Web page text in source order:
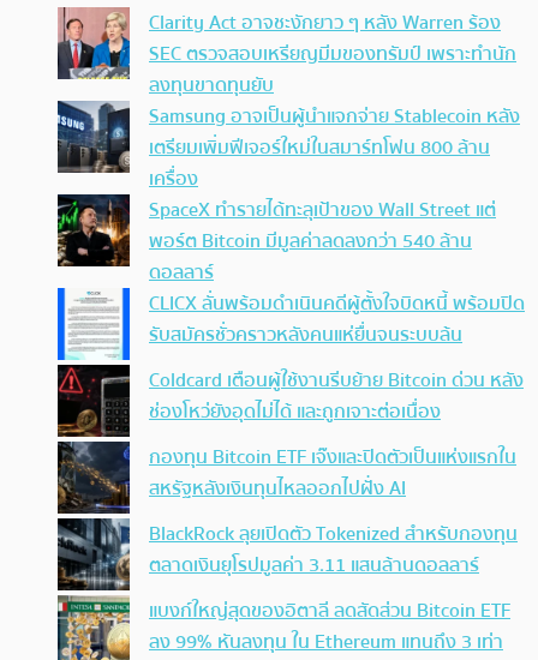
Clarity Act อาจชะงักยาว ๆ หลัง Warren ร้อง
SEC ตรวจสอบเหรียญมีมของทรัมป์ เพราะทำนัก
ลงทุนขาดทุนยับ
Samsung อาจเป็นผู้นำแจกจ่าย Stablecoin หลัง
เตรียมเพิ่มฟีเจอร์ใหม่ในสมาร์ทโฟน 800 ล้าน
เครื่อง
SpaceX ทำรายได้ทะลุเป้าของ Wall Street แต่
พอร์ต Bitcoin มีมูลค่าลดลงกว่า 540 ล้าน
ดอลลาร์
CLICX ลั่นพร้อมดำเนินคดีผู้ตั้งใจบิดหนี้ พร้อมปิด
รับสมัครชั่วคราวหลังคนแห่ยื่นจนระบบล้น
Coldcard เตือนผู้ใช้งานรีบย้าย Bitcoin ด่วน หลัง
ช่องโหว่ยังอุดไม่ได้ และถูกเจาะต่อเนื่อง
กองทุน Bitcoin ETF เจ๊งและปิดตัวเป็นแห่งแรกใน
สหรัฐหลังเงินทุนไหลออกไปฝั่ง AI
BlackRock ลุยเปิดตัว Tokenized สำหรับกองทุน
ตลาดเงินยุโรปมูลค่า 3.11 แสนล้านดอลลาร์
แบงก์ใหญ่สุดของอิตาลี ลดสัดส่วน Bitcoin ETF
ลง 99% หันลงทุน ใน Ethereum แทนถึง 3 เท่า